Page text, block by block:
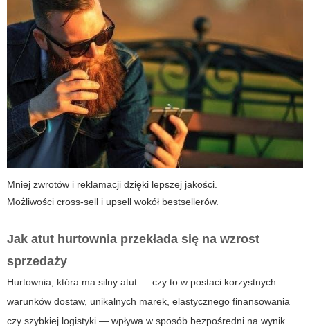
Mniej zwrotów i reklamacji dzięki lepszej jakości.
Możliwości cross‑sell i upsell wokół bestsellerów.
Jak atut hurtownia przekłada się na wzrost
sprzedaży
Hurtownia, która ma silny atut — czy to w postaci korzystnych
warunków dostaw, unikalnych marek, elastycznego finansowania
czy szybkiej logistyki — wpływa w sposób bezpośredni na wynik